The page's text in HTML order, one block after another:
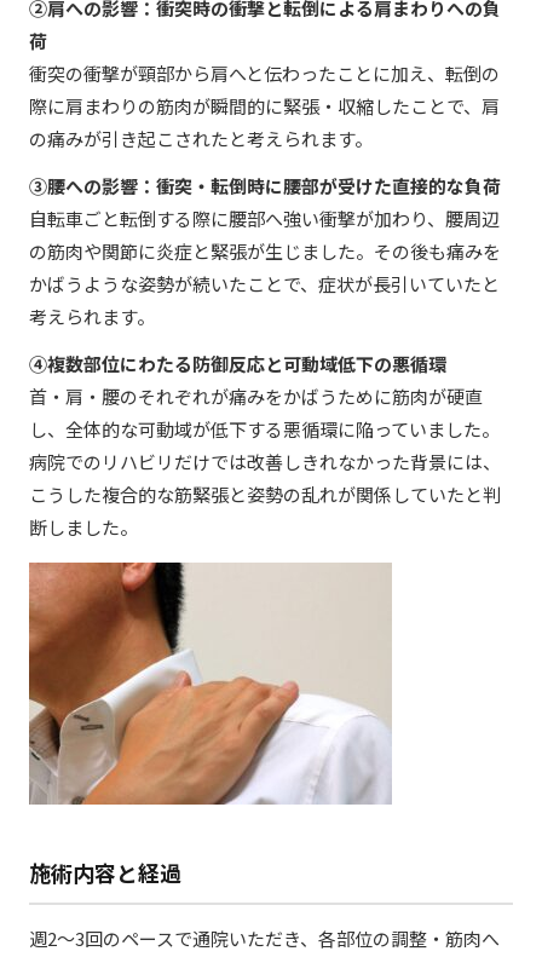
②肩への影響：衝突時の衝撃と転倒による肩まわりへの負
荷
衝突の衝撃が頸部から肩へと伝わったことに加え、転倒の
際に肩まわりの筋肉が瞬間的に緊張・収縮したことで、肩
の痛みが引き起こされたと考えられます。
③腰への影響：衝突・転倒時に腰部が受けた直接的な負荷
自転車ごと転倒する際に腰部へ強い衝撃が加わり、腰周辺
の筋肉や関節に炎症と緊張が生じました。その後も痛みを
かばうような姿勢が続いたことで、症状が長引いていたと
考えられます。
④複数部位にわたる防御反応と可動域低下の悪循環
首・肩・腰のそれぞれが痛みをかばうために筋肉が硬直
し、全体的な可動域が低下する悪循環に陥っていました。
病院でのリハビリだけでは改善しきれなかった背景には、
こうした複合的な筋緊張と姿勢の乱れが関係していたと判
断しました。
施術内容と経過
週2〜3回のペースで通院いただき、各部位の調整・筋肉へ